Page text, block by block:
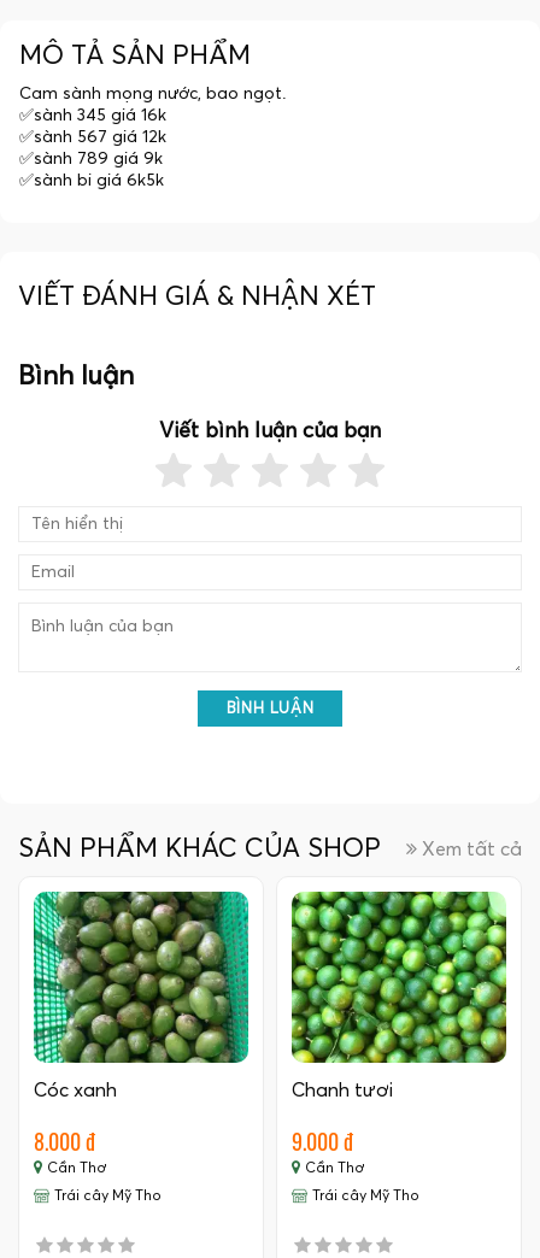
MÔ TẢ SẢN PHẨM
Cam sành mọng nước, bao ngọt.
✅sành 345 giá 16k
✅sành 567 giá 12k
✅sành 789 giá 9k
✅sành bi giá 6k5k
VIẾT ĐÁNH GIÁ & NHẬN XÉT
Bình luận
Viết bình luận của bạn
BÌNH LUẬN
SẢN PHẨM KHÁC CỦA SHOP Xem tất cả
Cóc xanh
8.000 đ
Cần Thơ
Trái cây Mỹ Tho
Chanh tươi
9.000 đ
Cần Thơ
Trái cây Mỹ Tho